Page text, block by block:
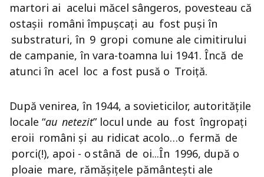
martori ai acelui măcel sângeros, povesteau că
ostașii români împușcați au fost puși în
substraturi, în 9 gropi comune ale cimitirului
de campanie, în vara-toamna lui 1941. Încă de
atunci în acel loc a fost pusă o Troiță.
După venirea, în 1944, a sovieticilor, autoritățile
locale “au netezit” locul unde au fost îngropați
eroii români și au ridicat acolo…o fermă de
porci(!), apoi - o stână de oi...În 1996, după o
ploaie mare, rămășițele pământești ale